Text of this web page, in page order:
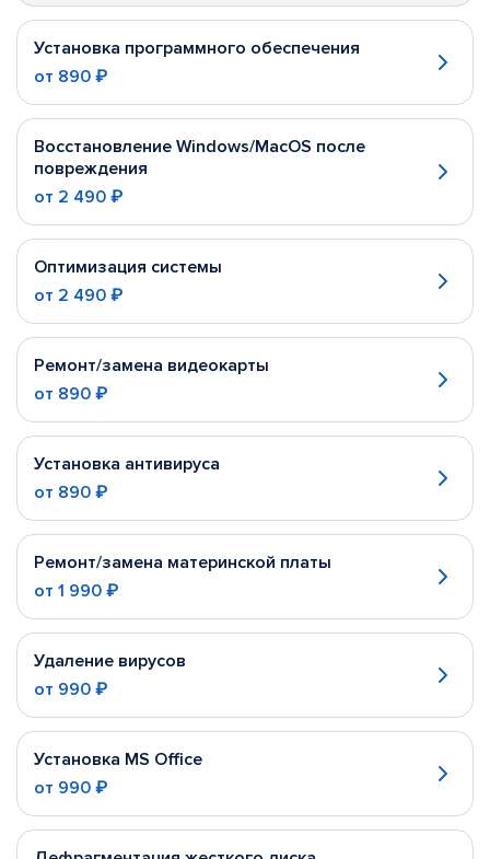
Установка программного обеспечения
от 890 ₽
Восстановление Windows/MacOS после
повреждения
от 2 490 ₽
Оптимизация системы
от 2 490 ₽
Ремонт/замена видеокарты
от 890 ₽
Установка антивируса
от 890 ₽
Ремонт/замена материнской платы
от 1 990 ₽
Удаление вирусов
от 990 ₽
Установка MS Office
от 990 ₽